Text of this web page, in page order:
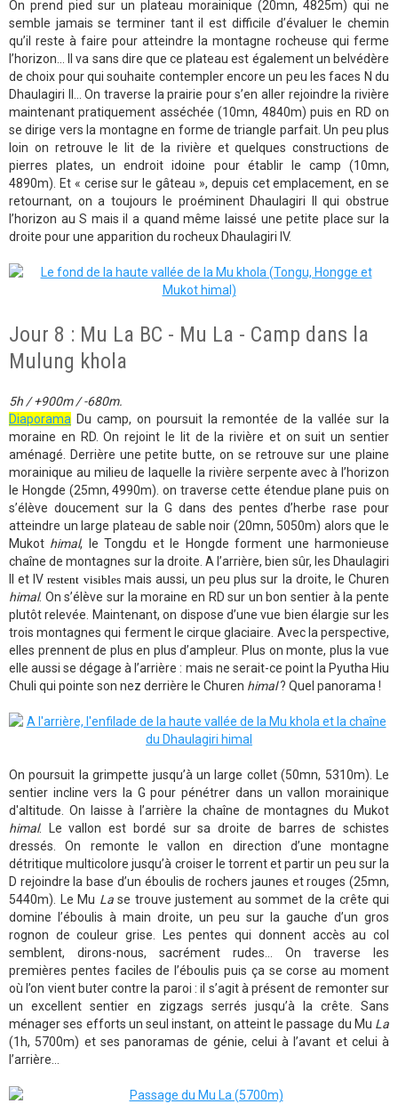
On prend pied sur un plateau morainique (20mn, 4825m) qui ne
semble jamais se terminer tant il est difficile d’évaluer le chemin
qu’il reste à faire pour atteindre la montagne rocheuse qui ferme
l’horizon… Il va sans dire que ce plateau est également un belvédère
de choix pour qui souhaite contempler encore un peu les faces N du
Dhaulagiri II… On traverse la prairie pour s’en aller rejoindre la rivière
maintenant pratiquement asséchée (10mn, 4840m) puis en RD on
se dirige vers la montagne en forme de triangle parfait. Un peu plus
loin on retrouve le lit de la rivière et quelques constructions de
pierres plates, un endroit idoine pour établir le camp (10mn,
4890m). Et « cerise sur le gâteau », depuis cet emplacement, en se
retournant, on a toujours le proéminent Dhaulagiri II qui obstrue
l’horizon au S mais il a quand même laissé une petite place sur la
droite pour une apparition du rocheux Dhaulagiri IV.
Jour 8 : Mu La BC - Mu La - Camp dans la
Mulung khola
5h / +900m / -680m.
Diaporama Du camp, on poursuit la remontée de la vallée sur la
moraine en RD. On rejoint le lit de la rivière et on suit un sentier
aménagé. Derrière une petite butte, on se retrouve sur une plaine
morainique au milieu de laquelle la rivière serpente avec à l’horizon
le Hongde (25mn, 4990m). on traverse cette étendue plane puis on
s’élève doucement sur la G dans des pentes d’herbe rase pour
atteindre un large plateau de sable noir (20mn, 5050m) alors que le
Mukot himal, le Tongdu et le Hongde forment une harmonieuse
chaîne de montagnes sur la droite. A l’arrière, bien sûr, les Dhaulagiri
II et IVrestent visiblesmais aussi, un peu plus sur la droite, le Churen
himal. On s’élève sur la moraine en RD sur un bon sentier à la pente
plutôt relevée. Maintenant, on dispose d’une vue bien élargie sur les
trois montagnes qui ferment le cirque glaciaire. Avec la perspective,
elles prennent de plus en plus d’ampleur. Plus on monte, plus la vue
elle aussi se dégage à l’arrière : mais ne serait-ce point la Pyutha Hiu
Chuli qui pointe son nez derrière le Churen himal? Quel panorama !
On poursuit la grimpette jusqu’à un large collet (50mn, 5310m). Le
sentier incline vers la G pour pénétrer dans un vallon morainique
d'altitude. On laisse à l’arrière la chaîne de montagnes du Mukot
himal. Le vallon est bordé sur sa droite de barres de schistes
dressés. On remonte le vallon en direction d’une montagne
détritique multicolore jusqu’à croiser le torrent et partir un peu sur la
D rejoindre la base d’un éboulis de rochers jaunes et rouges (25mn,
5440m). Le Mu Lase trouve justement au sommet de la crête qui
domine l’éboulis à main droite, un peu sur la gauche d’un gros
rognon de couleur grise. Les pentes qui donnent accès au col
semblent, dirons-nous, sacrément rudes… On traverse les
premières pentes faciles de l’éboulis puis ça se corse au moment
où l’on vient buter contre la paroi : il s’agit à présent de remonter sur
un excellent sentier en zigzags serrés jusqu’à la crête. Sans
ménager ses efforts un seul instant, on atteint le passage du Mu La
(1h, 5700m) et ses panoramas de génie, celui à l’avant et celui à
l’arrière…